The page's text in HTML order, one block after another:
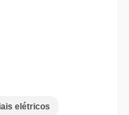
elétricos